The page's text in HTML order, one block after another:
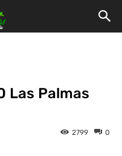
Las Palmas
0
2799